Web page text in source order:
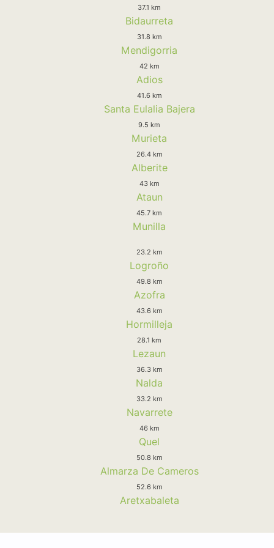
37.1 km
Bidaurreta
31.8 km
Mendigorria
42 km
Adios
41.6 km
Santa Eulalia Bajera
9.5 km
Murieta
26.4 km
Alberite
43 km
Ataun
45.7 km
Munilla
23.2 km
Logroño
49.8 km
Azofra
43.6 km
Hormilleja
28.1 km
Lezaun
36.3 km
Nalda
33.2 km
Navarrete
46 km
Quel
50.8 km
Almarza De Cameros
52.6 km
Aretxabaleta